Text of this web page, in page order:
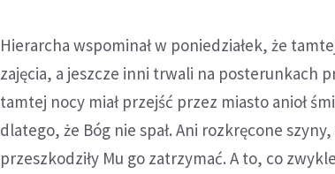
Hierarcha wspominał w poniedziałek, że
zajęcia, a jeszcze inni trwali na posterunkach
tamtej nocy miał przejść przez miasto anioł
dlatego, że Bóg nie spał. Ani rozkręcone
przeszkodziły Mu go zatrzymać. A to, co